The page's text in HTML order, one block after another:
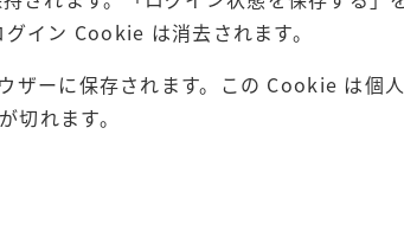
イン Cookie は消去されます。
ーに保存されます。この Cookie は個
れます。